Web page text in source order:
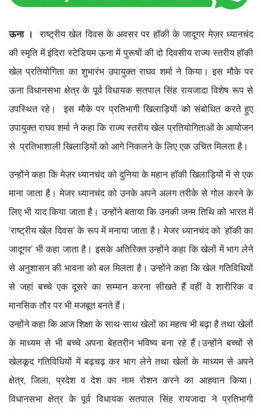
ऊना ।
राष्ट्रीय खेल दिवस के अवसर पर हॉकी के जादूगर मेज़र ध्यानचंद
की स्मृति में इंदिरा स्टेडियम ऊना में पुरूषों की दो दिवसीय राज्य स्तरीय हॉकी
खेल प्रतियोगिता का शुभारंभ उपायुक्त राघव शर्मा ने किया। इस मौके पर
ऊना विधानसभा क्षेत्र के पूर्व विधायक सतपाल सिंह रायजादा विशेष रूप से
उपस्थित रहे। इस मौके पर प्रतिभागी खिलाड़ियों को संबोधित करते हुए
उपायुक्त राघव शर्मा ने कहा कि राज्य स्तरीय खेल प्रतियोगिताओं के आयोजन
से प्रतिभाशाली खिलाड़ियों को आगे निकलने के लिए एक उचित मिलता है।
उन्होंने कहा कि मेज़र ध्यानचंद को दुनिया के महान हॉकी खिलाड़ियों में से एक
माना जाता है। मेजर ध्यानचंद को उनके अपने अलग तरीके से गोल करने के
लिए भी याद किया जाता है। उन्होंने बताया कि उनकी जन्म तिथि को भारत में
‘राष्ट्रीय खेल दिवस’ के रूप में मनाया जाता है। मेजर ध्यानचंद को ‘हॉकी का
जादूगर’ भी कहा जाता है। इसके अतिरिक्त उन्होंने कहा कि खेलों में भाग लेने
से अनुशासन की भावना को बल मिलता है। उन्होंने कहा कि खेल गतिविधियों
से जहां बच्चे एक दूसरे का सम्मान करना सीखते हैं वहीं वे शारीरिक व
मानसिक तौर पर भी मजबूत बनते हैं।
उन्होंने कहा कि आज शिक्षा के साथ-साथ खेलों का महत्व भी बढ़ा है तथा खेलों
के माध्यम से भी बच्चे अपना बेहतरीन भविष्य बना रहे हैं।उन्होंने बच्चों से
खेलकूद गतिविधियों में बढ़चढ़ कर भाग लेने तथा खेलों के माध्यम से अपने
क्षेत्र, जिला, प्रदेश व देश का नाम रोशन करने का आहवान किया।
विधानसभा क्षेत्र के पूर्व विधायक सतपाल सिंह रायजादा ने प्रतिभागी